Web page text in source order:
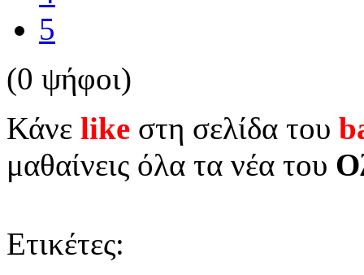
5
(0 ψήφοι)
Κάνε like στη σελίδα του
μαθαίνεις όλα τα νέα του
Ετικέτες: